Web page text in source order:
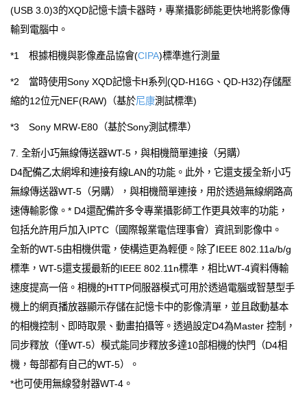
(USB 3.0)3的XQD記憶卡讀卡器時，專業攝影師能更快地將影像傳
輸到電腦中。
*1 根據相機與影像產品協會(CIPA)標準進行測量
*2 當時使用Sony XQD記憶卡H系列(QD-H16G、QD-H32)存儲壓
縮的12位元NEF(RAW)（基於尼康測試標準)
*3 Sony MRW-E80（基於Sony測試標準）
7. 全新小巧無線傳送器WT-5，與相機簡單連接（另購）
D4配備乙太網埠和連接有線LAN的功能。此外，它還支援全新小巧
無線傳送器WT-5（另購），與相機簡單連接，用於透過無線網路高
速傳輸影像。* D4還配備許多令專業攝影師工作更具效率的功能，
包括允許用戶加入IPTC（國際報業電信理事會）資訊到影像中。
全新的WT-5由相機供電，使構造更為輕便。除了IEEE 802.11a/b/g
標準，WT-5還支援最新的IEEE 802.11n標準，相比WT-4資料傳輸
速度提高一倍。相機的HTTP伺服器模式可用於透過電腦或智慧型手
機上的網頁播放器顯示存儲在記憶卡中的影像清單，並且啟動基本
的相機控制、即時取景、動畫拍攝等。透過設定D4為Master 控制，
同步釋放（僅WT-5）模式能同步釋放多達10部相機的快門（D4相
機，每部都有自己的WT-5）。
*也可使用無線發射器WT-4。